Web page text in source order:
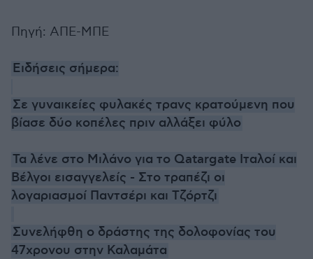
Πηγή: ΑΠΕ-ΜΠΕ
Ειδήσεις σήμερα:
Σε γυναικείες φυλακές τρανς κρατούμενη που
βίασε δύο κοπέλες πριν αλλάξει φύλο
Τα λένε στο Μιλάνο για το Qatargate Ιταλοί και
Βέλγοι εισαγγελείς - Στο τραπέζι οι
λογαριασμοί Παντσέρι και Τζόρτζι
Συνελήφθη ο δράστης της δολοφονίας του
47χρονου στην Καλαμάτα